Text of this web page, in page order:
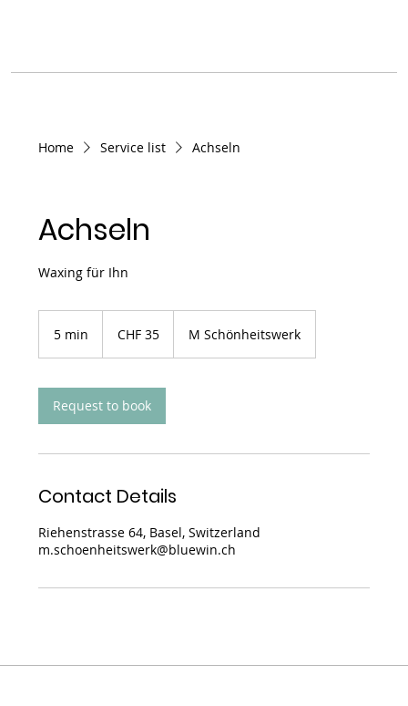
Home Service list Achseln
Achseln
Waxing für Ihn
5 min
n
Franken
CHF 35 M Schönheitswerk
Request to book
Contact Details
Riehenstrasse 64, Basel, Switzerland
m.schoenheitswerk@bluewin.ch